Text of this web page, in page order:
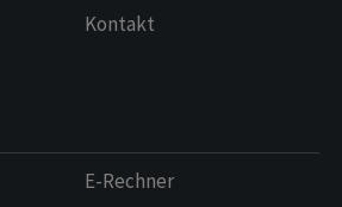
Kontakt
E-Rechner